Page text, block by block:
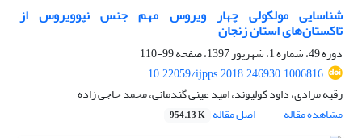
شناسایی مولکولی چهار ویروس مهم جنس نپوویروس از
تاکستان‌های استان زنجان
دوره 49، شماره 1، شهریور 1397، صفحه
99-110
10.22059/ijpps.2018.246930.1006816
رقیه مرادی، داود کولیوند، امید عینی گندمانی، محمد حاجی زاده
مشاهده مقاله
اصل مقاله 954.13 K